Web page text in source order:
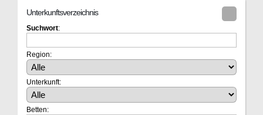
Unterkunftsverzeichnis
Suchwort:
Region:
Unterkunft:
Betten: